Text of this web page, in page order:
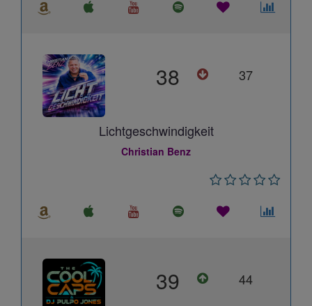
38 37
Lichtgeschwindigkeit
Christian Benz
39 44